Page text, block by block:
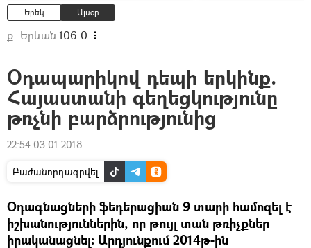
Երեկ Այսօր
ք. Երևան 106.0
Օդապարիկով դեպի երկինք.
Հայաստանի գեղեցկությունը
թռչնի բարձրությունից
22:54 03.01.2018
Բաժանորդագրվել
Օդագնացների ֆեդերացիան 9 տարի համոզել է
իշխանություններին, որ թույլ տան թռիչքներ
իրականացնել։ Արդյունքում 2014թ-ին